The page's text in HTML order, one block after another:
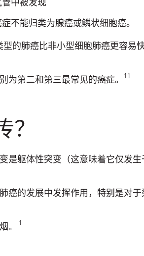
不能归类为腺癌或鳞状细胞癌。
型的肺癌比非小型细胞肺癌更容易
为第二和第三最常见的癌症。 11
是躯体性突变（这意味着它仅发生
癌的发展中发挥作用，特别是对
。 1